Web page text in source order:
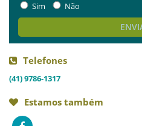
Sim
Não
Telefones
(41) 9786-1317
Estamos também